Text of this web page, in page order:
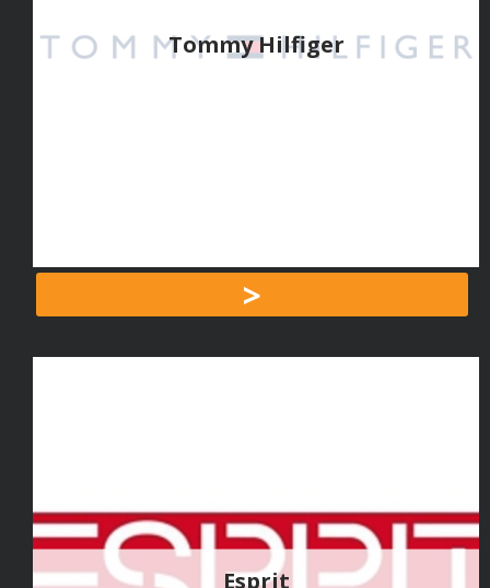
Tommy Hilfiger
>
Esprit